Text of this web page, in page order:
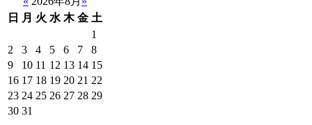
日
月 火 水 木 金 土
1
2
3 4 5 6 7
8
9
10 11 12 13 14 15
16 17 18 19 20 21 22
23 24 25 26 27 28 29
30 31